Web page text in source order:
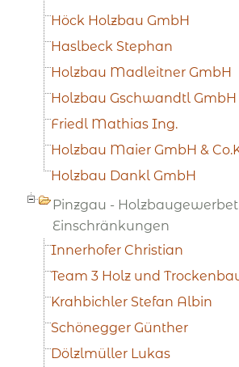
Höck Holzbau GmbH
Haslbeck Stephan
Holzbau Madleitner GmbH
Holzbau Gschwandtl GmbH
Friedl Mathias Ing.
Holzbau Maier GmbH &
Holzbau Dankl GmbH
Pinzgau -
Einschränkungen
Innerhofer Christian
Team 3 Holz und
Krahbichler Stefan Albin
Schönegger Günther
Dölzlmüller Lukas